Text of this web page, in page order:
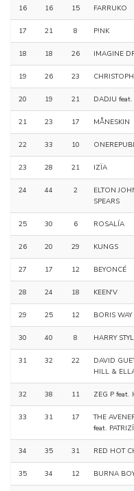
16 16 15 FARRUKO
17 21 8 P!NK
18 18 26 IMAGINE
19 26 23
20 19 21 DADJU
21 23 17 MÅNESKIN
22 33 10
23 28 21 IZÏA
24 44 2
ELTON
SPEARS
25 30 6 ROSALÍA
26 20 29 KUNGS
27 17 12 BEYONCÉ
28 24 18 KEEN'V
29 25 12 BORIS WAY
30 40 8 HARRY
31 32 22
DAVID
HILL &
32 38 11 ZEG P feat.
33 31 17
THE
feat.
34 35 31 RED HOT
35 34 12 BURNA